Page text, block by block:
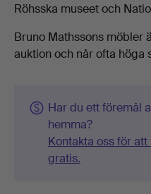
Röhsska museet och
Bruno Mathssons möbler
auktion och når ofta höga
Har du ett föremål
hemma?
Kontakta oss för
gratis.